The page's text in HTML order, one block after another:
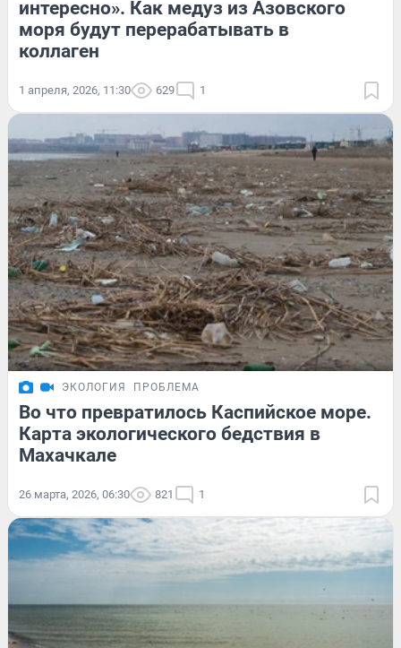
интересно». Как медуз из Азовского
моря будут перерабатывать в
коллаген
1 апреля, 2026, 11:30 629 1
ЭКОЛОГИЯ ПРОБЛЕМА
Во что превратилось Каспийское море.
Карта экологического бедствия в
Махачкале
26 марта, 2026, 06:30 821 1